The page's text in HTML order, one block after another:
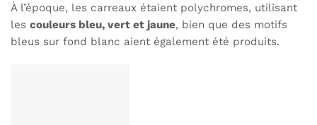
À l’époque, les carreaux étaient polychromes, utilisant
les couleurs bleu, vert et jaune, bien que des motifs
bleus sur fond blanc aient également été produits.